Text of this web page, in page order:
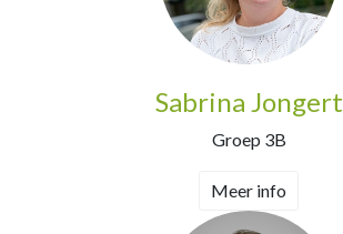
Sabrina Jongert
Groep 3B
Meer info